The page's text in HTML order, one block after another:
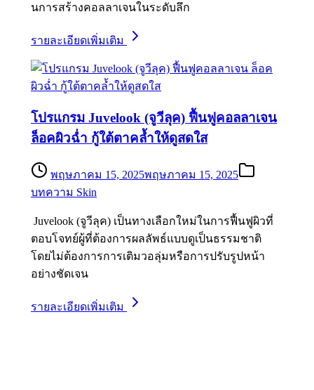
นการสร้างคอลลาเจนในระดับลึก
รายละเอียดเพิ่มเติม
โปรแกรม Juvelook (จูวีลุค) ฟื้นฟูคอลลาเจน
ล็อคผิวฉ่ำ กู้ใต้ตาคล้ำให้ดูสดใส
พฤษภาคม 15, 2025พฤษภาคม 15, 2025
บทความ Skin
Juvelook (จูวีลุค) เป็นทางเลือกใหม่ในการฟื้นฟูผิวที่
ตอบโจทย์ผู้ที่ต้องการผลลัพธ์แบบดูเป็นธรรมชาติ
โดยไม่ต้องการการเติมวอลุ่มหรือการปรับรูปหน้า
อย่างชัดเจน
รายละเอียดเพิ่มเติม